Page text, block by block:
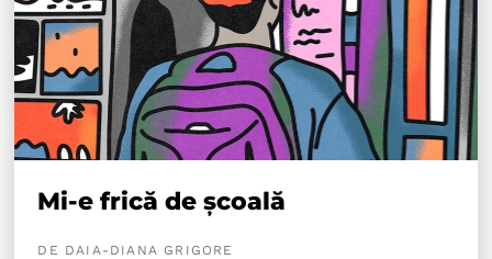
Mi-e frică de școală
DE DAIA-DIANA GRIGORE